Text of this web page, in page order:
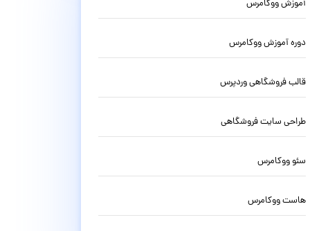
آموزش ووکامرس
دوره آموزش ووکامرس
قالب فروشگاهی وردپرس
طراحی سایت فروشگاهی
سئو ووکامرس
هاست ووکامرس